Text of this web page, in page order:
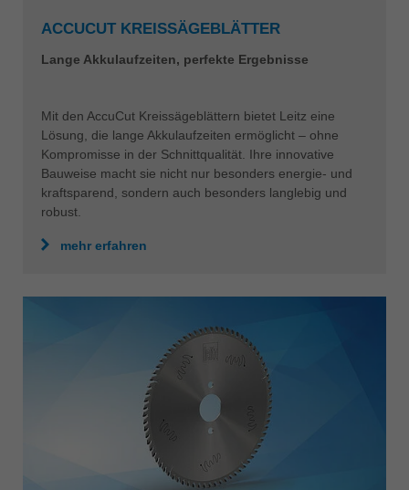
ACCUCUT KREISSÄGEBLÄTTER
Lange Akkulaufzeiten, perfekte Ergebnisse
Mit den AccuCut Kreissägeblättern bietet Leitz eine
Lösung, die lange Akkulaufzeiten ermöglicht – ohne
Kompromisse in der Schnittqualität. Ihre innovative
Bauweise macht sie nicht nur besonders energie- und
kraftsparend, sondern auch besonders langlebig und
robust.
mehr erfahren